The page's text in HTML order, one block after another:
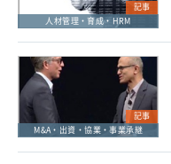
記事
人材管理・育成・HRM
記事
M&A・出資・協業・事業承継